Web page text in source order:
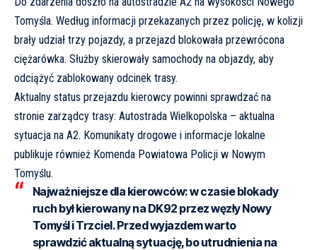
Tomyśla. Według informacji przekazanych przez policję, w kolizji
brały udział trzy pojazdy, a przejazd blokowała przewrócona
ciężarówka. Służby skierowały samochody na objazdy, aby
odciążyć zablokowany odcinek trasy.
Aktualny status przejazdu kierowcy powinni sprawdzać na
stronie zarządcy trasy: Autostrada Wielkopolska – aktualna
sytuacja na A2. Komunikaty drogowe i informacje lokalne
publikuje również Komenda Powiatowa Policji w Nowym
Tomyślu.
Najważniejsze dla kierowców:w czasie blokady
ruch był kierowany na DK92 przez węzły Nowy
Tomyśl i Trzciel. Przed wyjazdem warto
sprawdzić aktualną sytuację, bo utrudnienia na